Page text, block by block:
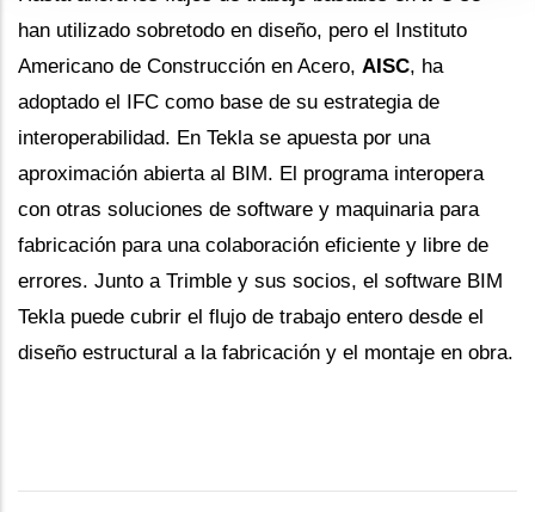
han utilizado sobretodo en diseño, pero el Instituto
Americano de Construcción en Acero, AISC, ha
adoptado el IFC como base de su estrategia de
interoperabilidad. En Tekla se apuesta por una
aproximación abierta al BIM. El programa interopera
con otras soluciones de software y maquinaria para
fabricación para una colaboración eficiente y libre de
errores. Junto a Trimble y sus socios, el software BIM
Tekla puede cubrir el flujo de trabajo entero desde el
diseño estructural a la fabricación y el montaje en obra.